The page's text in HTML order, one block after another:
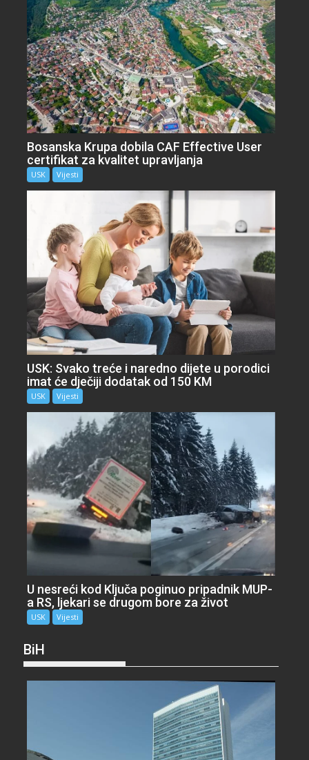
Bosanska Krupa dobila CAF Effective User
certifikat za kvalitet upravljanja
USK Vijesti
USK: Svako treće i naredno dijete u porodici
imat će dječiji dodatak od 150 KM
USK Vijesti
U nesreći kod Ključa poginuo pripadnik MUP-
a RS, ljekari se drugom bore za život
USK Vijesti
BiH